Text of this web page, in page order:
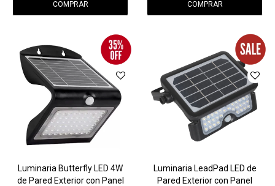
Luminaria Butterfly LED 4W
de Pared Exterior con Panel
Luminaria LeadPad LED de
Pared Exterior con Panel